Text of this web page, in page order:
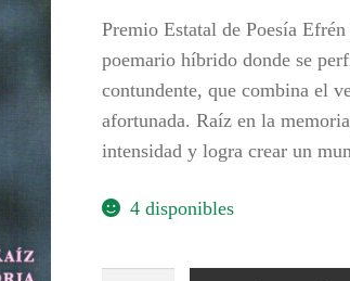
Premio Estatal de Poesía
poemario híbrido donde se
contundente, que combina el
afortunada. Raíz en la
intensidad y logra crear un
4 disponibles